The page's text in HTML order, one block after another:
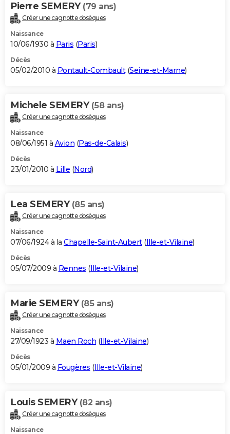
Pierre SEMERY (79 ans)
Créer une cagnotte obsèques
Naissance
10/06/1930 à Paris (Paris)
Décès
05/02/2010 à Pontault-Combault(Seine-et-Marne)
Michele SEMERY (58 ans)
Créer une cagnotte obsèques
Naissance
08/06/1951 à Avion (Pas-de-Calais)
Décès
23/01/2010 à Lille (Nord)
Lea SEMERY (85 ans)
Créer une cagnotte obsèques
Naissance
07/06/1924 à la Chapelle-Saint-Aubert(Ille-et-Vilaine)
Décès
05/07/2009 à Rennes (Ille-et-Vilaine)
Marie SEMERY (85 ans)
Créer une cagnotte obsèques
Naissance
27/09/1923 à Maen Roch (Ille-et-Vilaine)
Décès
05/01/2009 à Fougères (Ille-et-Vilaine)
Louis SEMERY (82 ans)
Créer une cagnotte obsèques
Naissance